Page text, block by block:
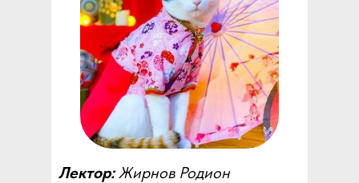
Лектор:Жирнов Родион